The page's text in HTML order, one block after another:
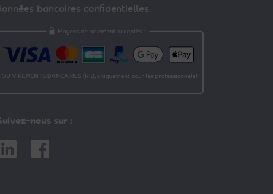
bancaires confidentielles.
nous sur :
Linkedin Facebook